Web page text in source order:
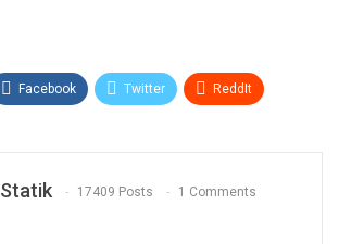
Facebook Twitter ReddIt
Statik 17409 Posts 1 Comments